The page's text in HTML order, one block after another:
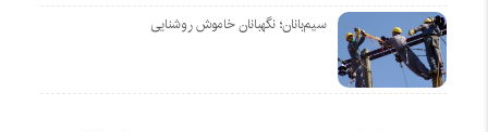
سیم‌بانان؛ نگهبانان خاموش روشنایی